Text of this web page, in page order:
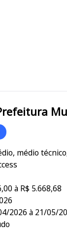
SP
médio
à R$ 5.668,68
2026 à 21/05/